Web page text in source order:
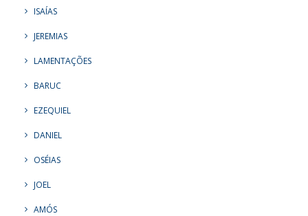
ISAÍAS
JEREMIAS
LAMENTAÇÕES
BARUC
EZEQUIEL
DANIEL
OSÉIAS
JOEL
AMÓS